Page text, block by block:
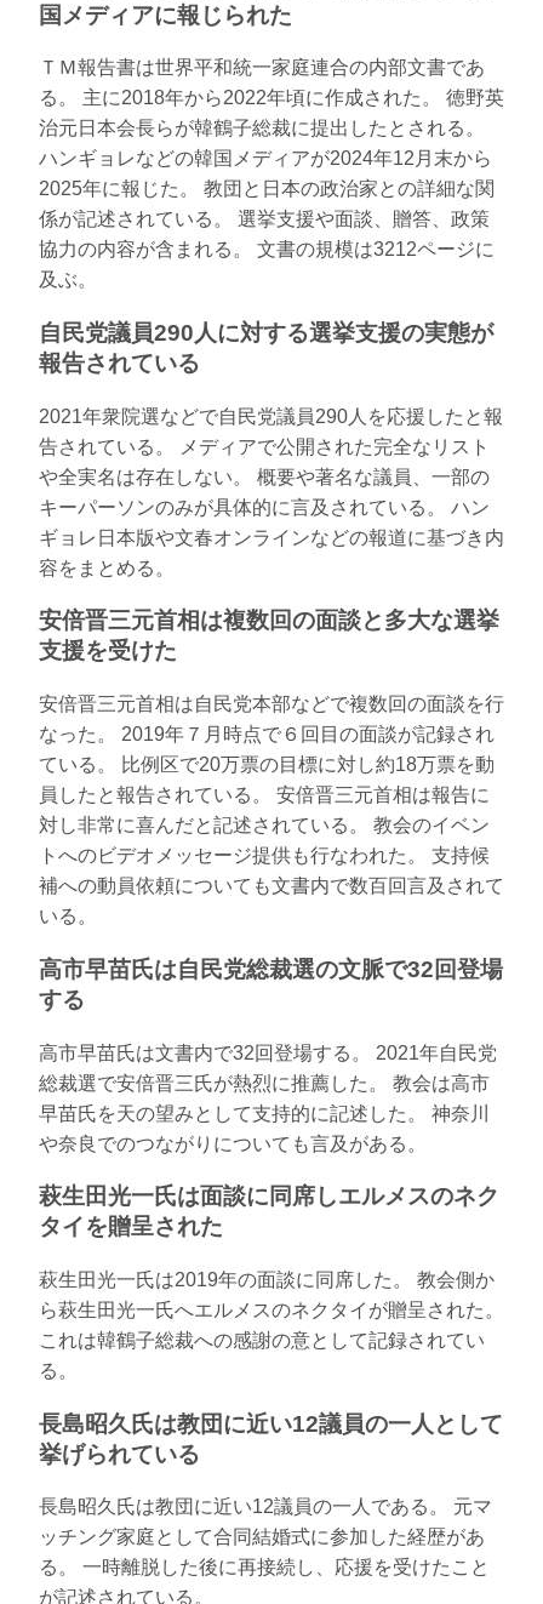
国メディアに報じられた
ＴＭ報告書は世界平和統一家庭連合の内部文書であ
る。 主に2018年から2022年頃に作成された。 徳野英
治元日本会長らが韓鶴子総裁に提出したとされる。
ハンギョレなどの韓国メディアが2024年12月末から
2025年に報じた。 教団と日本の政治家との詳細な関
係が記述されている。 選挙支援や面談、贈答、政策
協力の内容が含まれる。 文書の規模は3212ページに
及ぶ。
自民党議員290人に対する選挙支援の実態が
報告されている
2021年衆院選などで自民党議員290人を応援したと報
告されている。 メディアで公開された完全なリスト
や全実名は存在しない。 概要や著名な議員、一部の
キーパーソンのみが具体的に言及されている。 ハン
ギョレ日本版や文春オンラインなどの報道に基づき内
容をまとめる。
安倍晋三元首相は複数回の面談と多大な選挙
支援を受けた
安倍晋三元首相は自民党本部などで複数回の面談を行
なった。 2019年７月時点で６回目の面談が記録され
ている。 比例区で20万票の目標に対し約18万票を動
員したと報告されている。 安倍晋三元首相は報告に
対し非常に喜んだと記述されている。 教会のイベン
トへのビデオメッセージ提供も行なわれた。 支持候
補への動員依頼についても文書内で数百回言及されて
いる。
高市早苗氏は自民党総裁選の文脈で32回登場
する
高市早苗氏は文書内で32回登場する。 2021年自民党
総裁選で安倍晋三氏が熱烈に推薦した。 教会は高市
早苗氏を天の望みとして支持的に記述した。 神奈川
や奈良でのつながりについても言及がある。
萩生田光一氏は面談に同席しエルメスのネク
タイを贈呈された
萩生田光一氏は2019年の面談に同席した。 教会側か
ら萩生田光一氏へエルメスのネクタイが贈呈された。
これは韓鶴子総裁への感謝の意として記録されてい
る。
長島昭久氏は教団に近い12議員の一人として
挙げられている
長島昭久氏は教団に近い12議員の一人である。 元マ
ッチング家庭として合同結婚式に参加した経歴があ
る。 一時離脱した後に再接続し、応援を受けたこと
が記述されている。